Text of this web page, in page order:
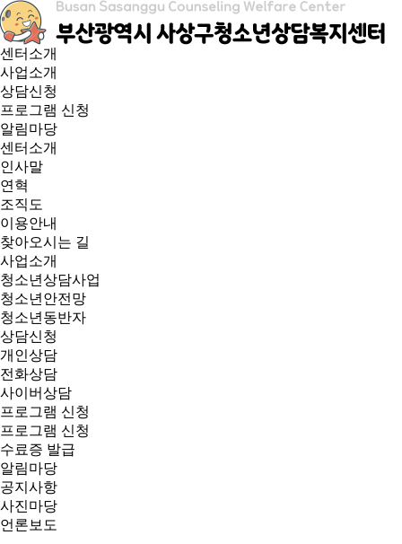
센터소개
사업소개
상담신청
프로그램 신청
알림마당
센터소개
인사말
연혁
조직도
이용안내
찾아오시는 길
사업소개
청소년상담사업
청소년안전망
청소년동반자
상담신청
개인상담
전화상담
사이버상담
프로그램 신청
프로그램 신청
수료증 발급
알림마당
공지사항
사진마당
언론보도